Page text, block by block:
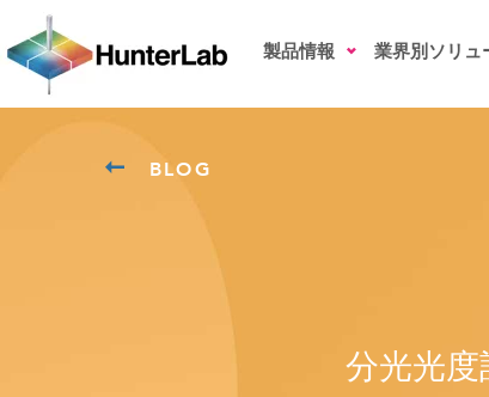
製品情報 業界別ソリュ
BLOG
分光光